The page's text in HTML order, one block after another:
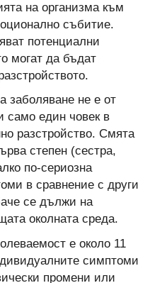
на организма към
събитие.
потенциални
могат да бъдат
заболяване не е от
само един човек в
разстройство. Смята
степен (сестра,
по-сериозна
в сравнение с други
се дължи на
околната среда.
е около 11
симптоми
промени или